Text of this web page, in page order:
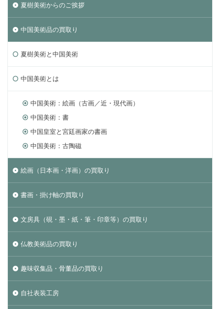
夏樹美術からのご挨拶
中国美術品の買取り
夏樹美術と中国美術
中国美術とは
中国美術：絵画（古画／近・現代画）
中国美術：書
中国皇室と宮廷画家の書画
中国美術：古陶磁
絵画（日本画・洋画）の買取り
書画・掛け軸の買取り
文房具（硯・墨・紙・筆・印章等）の買取り
仏教美術品の買取り
趣味収集品・骨董品の買取り
自社表装工房